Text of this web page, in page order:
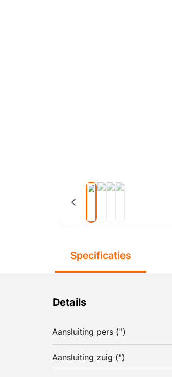
Specificaties
Details
Aansluiting pers (")
Aansluiting zuig (")